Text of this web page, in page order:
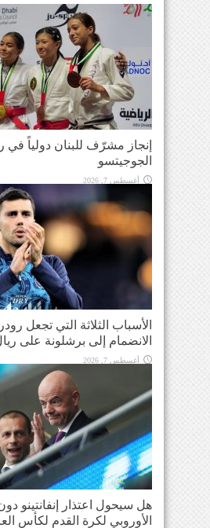
إنجاز مشرّف للبنان دولياً في
الجوجيتسو
أغسطس 7, 2026
الأسباب الثلاثة التي تجعل
الانضمام إلى برشلونة على
أغسطس 7, 2026
هل سيحول اعتذار إنفانتينو
الأوروبي لكرة القدم لكأس